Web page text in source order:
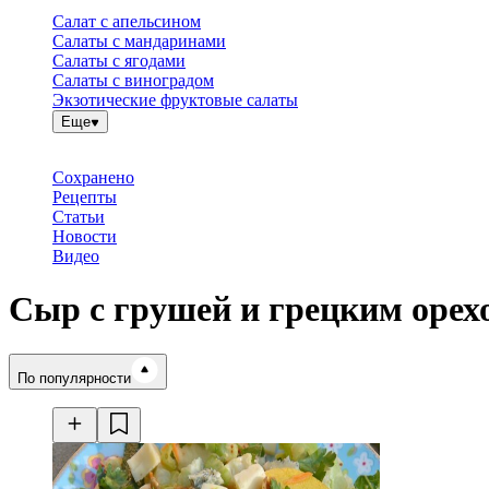
Салат с апельсином
Салаты с мандаринами
Салаты с ягодами
Салаты с виноградом
Экзотические фруктовые салаты
Еще
Сохранено
Рецепты
Статьи
Новости
Видео
Сыр с грушей и грецким
Время готовки
По популярности